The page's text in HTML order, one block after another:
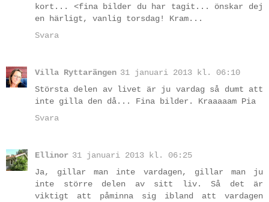
kort... <fina bilder du har tagit... önskar dej
en härligt, vanlig torsdag! Kram...
Svara
Villa Ryttarängen 31 januari 2013 kl. 06:10
Största delen av livet är ju vardag så dumt att
inte gilla den då... Fina bilder. Kraaaaam Pia
Svara
Ellinor 31 januari 2013 kl. 06:25
Ja, gillar man inte vardagen, gillar man ju
inte större delen av sitt liv. Så det är
viktigt att påminna sig ibland att vardagen